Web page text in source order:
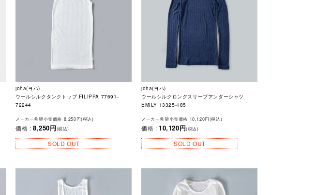
joha(ヨハ)
ウールシルクタンクトップ FILIPPA 77691-
72244
メーカー希望小売価格 8,250円(税込)
価格 : 8,250円(税込)
SOLD OUT
joha(ヨハ)
ウールシルクロングスリーブアンダーシャツ
EMILY 13325-185
メーカー希望小売価格 10,120円(税込)
価格 : 10,120円(税込)
SOLD OUT